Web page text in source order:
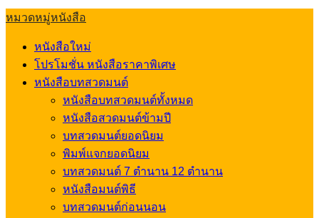
หมวดหมู่หนังสือ
หนังสือใหม่
โปรโมชั่น หนังสือราคาพิเศษ
หนังสือบทสวดมนต์
หนังสือบทสวดมนต์ทั้งหมด
หนังสือสวดมนต์ข้ามปี
บทสวดมนต์ยอดนิยม
พิมพ์แจกยอดนิยม
บทสวดมนต์ 7 ตำนาน 12 ตำนาน
หนังสือมนต์พิธี
บทสวดมนต์ก่อนนอน